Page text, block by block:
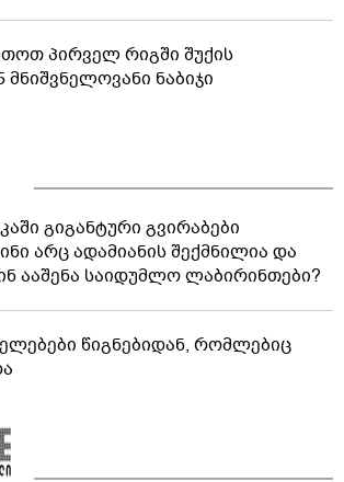
პირველ რიგში შუქის
ნაბიჯი
გიგანტური გვირაბები
არც ადამიანის შექმნილია და
ააშენა საიდუმლო ლაბირინთები?
წიგნებიდან, რომლებიც